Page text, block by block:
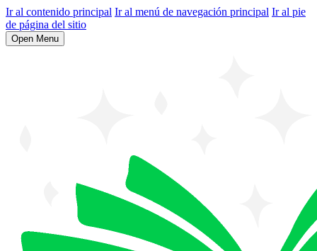
Ir al contenido principal Ir al menú de navegación principal Ir al pie
de página del sitio
Open Menu